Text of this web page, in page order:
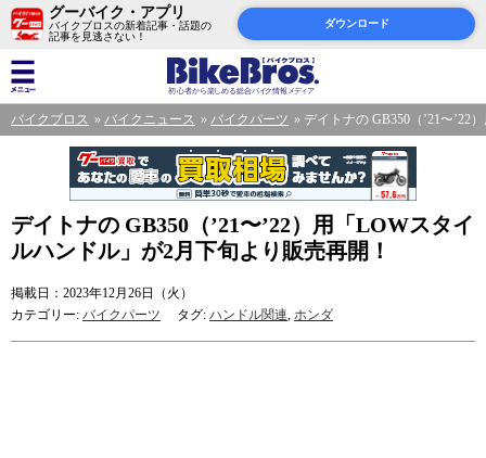
グーバイク・アプリ
バイクブロスの新着記事・話題の
記事を見逃さない！
ダウンロード
バイクブロス バイクニュース バイクパーツ デイトナの GB350（’21〜’22
デイトナの GB350（’21〜’22）用「LOWスタイ
ルハンドル」が2月下旬より販売再開！
掲載日：2023年12月26日（火）
カテゴリー: バイクパーツ タグ: ハンドル関連, ホンダ